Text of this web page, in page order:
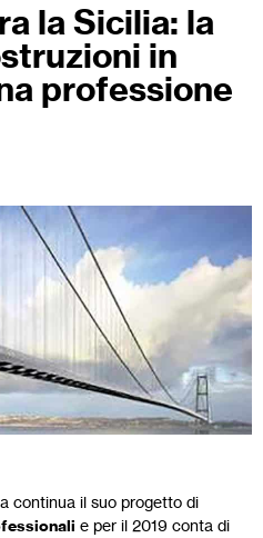
la Sicilia: la
in
professione
continua il suo progetto di
e per il 2019 conta di